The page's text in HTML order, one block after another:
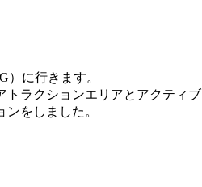
に行きます。
ラクションエリアとアクティ
をしました。